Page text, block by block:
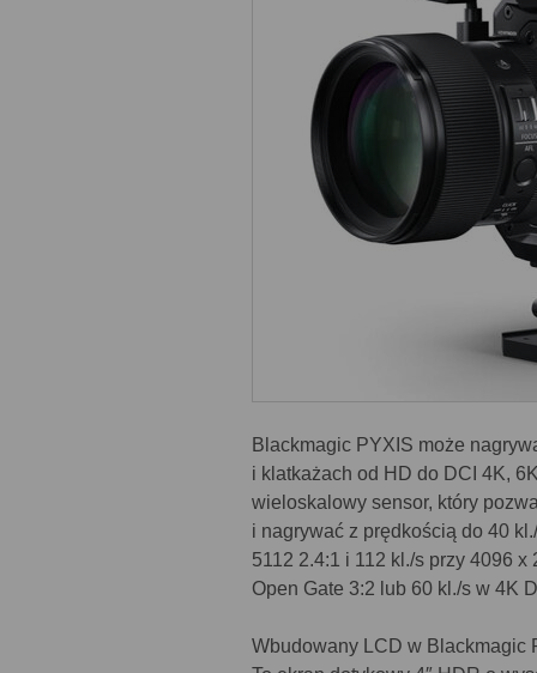
Blackmagic PYXIS może
i klatkażach od HD do DCI 4K,
wieloskalowy sensor, który
i nagrywać z prędkością do 40
5112 2.4:1 i 112 kl./s przy 4096
Open Gate 3:2 lub 60 kl./s w 4K
Wbudowany LCD w Blackmagic